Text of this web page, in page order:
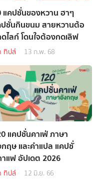
แคปชั่นของหวาน ฮาๆ
ชั่นกินขนม สายหวานต้อ
ไลก์ โดนใจต้องกดเลิฟ
ทิปส์ 13 ก.พ. 68
แคปชั่นคาเฟ่ ภาษา
ฤษ และคำแปล แคปชั่
แฟ อัปเดต 2026
ทิปส์ 12 มิ.ย. 66